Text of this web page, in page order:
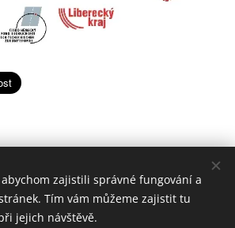
2018 | Všechna práva vyhrazena
Cookies
abychom zajistili správné fungování a
Tím vám můžeme zajistit tu
jejich návštěvě.